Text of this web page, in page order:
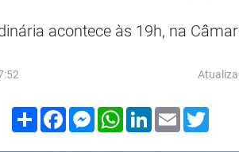
acontece às 19h, na
Compartilhar
FacebookMessenger
WhatsApp
LinkedIn
Email